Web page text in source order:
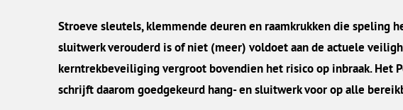
Stroeve sleutels, klemmende deuren en raamkrukken die speling
sluitwerk verouderd is of niet (meer) voldoet aan de actuele
kerntrekbeveiliging vergroot bovendien het risico op inbraak. Het
schrijft daarom goedgekeurd hang- en sluitwerk voor op alle